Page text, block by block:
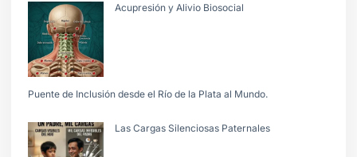
Acupresión y Alivio Biosocial
Puente de Inclusión desde el Río de la Plata al Mundo.
Las Cargas Silenciosas Paternales